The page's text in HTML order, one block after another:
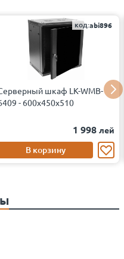
код:abi896
шкаф LK-WMB-
- 600x450x510
1 998 лей
В корзину